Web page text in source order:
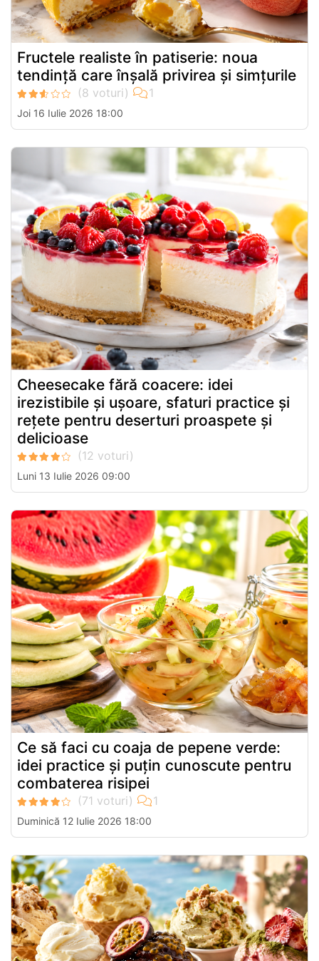
Fructele realiste în patiserie: noua
tendință care înșală privirea și simțurile
Joi 16 Iulie 2026 18:00
Cheesecake fără coacere: idei
irezistibile și ușoare, sfaturi practice și
rețete pentru deserturi proaspete și
delicioase
Luni 13 Iulie 2026 09:00
Ce să faci cu coaja de pepene verde:
idei practice și puțin cunoscute pentru
combaterea risipei
Duminică 12 Iulie 2026 18:00